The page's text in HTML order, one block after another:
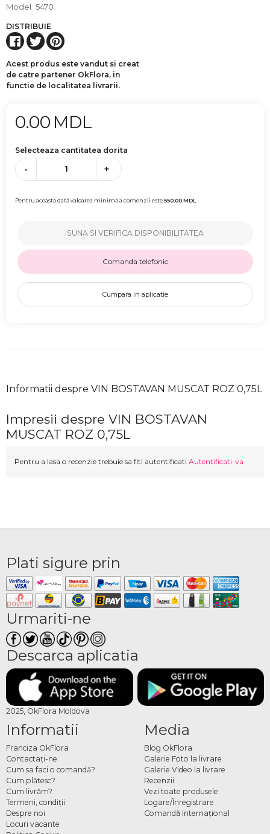
Model 5470
DISTRIBUIE
Acest produs este vandut si creat
de catre partener OkFlora, in
functie de localitatea livrarii.
0.00 MDL
Selecteaza cantitatea dorita
- +
Pentru această dată valoarea minimă a comenzii este550.00MDL
SUNA SI VERIFICA DISPONIBILITATEA
Comanda telefonic
Cumpara in aplicatie
Informatii despre VIN BOSTAVAN MUSCAT ROZ 0,75L
Impresii despre VIN BOSTAVAN
MUSCAT ROZ 0,75L
Pentru a lasa o recenzie trebuie sa fiti autentificati Autentificati-va
Plati sigure prin
Urmariti-ne
Descarca aplicatia
2025, OkFlora Moldova
Informatii
Franciza OkFlora
Contactaţi-ne
Cum sa faci o comandă?
Cum plătesc?
Cum livrăm?
Termeni, condiţii
Despre noi
Locuri vacante
Media
Blog OkFlora
Galerie Foto la livrare
Galerie Video la livrare
Recenzii
Vezi toate produsele
Logare/Înregistrare
Comandă Internațional